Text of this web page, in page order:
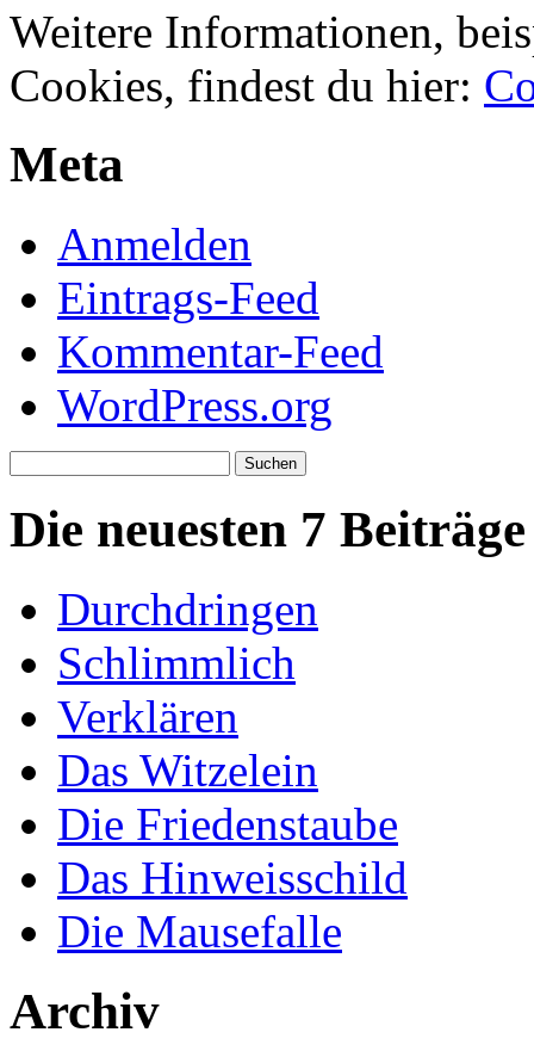
Weitere Informationen,
Cookies, findest du hier:
Meta
Anmelden
Eintrags-Feed
Kommentar-Feed
WordPress.org
nach:
Die neuesten 7 Beiträge
Durchdringen
Schlimmlich
Verklären
Das Witzelein
Die Friedenstaube
Das Hinweisschild
Die Mausefalle
Archiv